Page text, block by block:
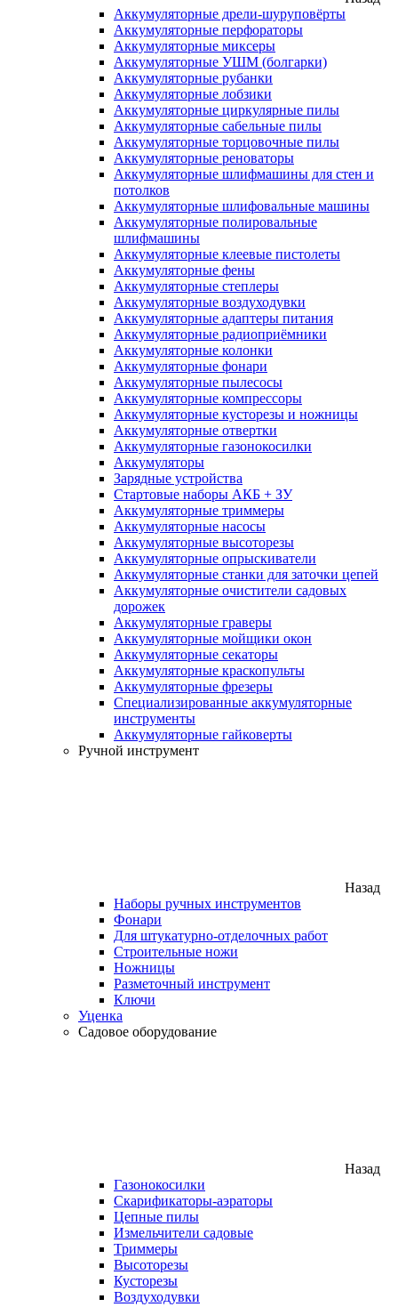
Аккумуляторные дрели-шуруповёрты
Аккумуляторные перфораторы
Аккумуляторные миксеры
Аккумуляторные УШМ (болгарки)
Аккумуляторные рубанки
Аккумуляторные лобзики
Аккумуляторные циркулярные пилы
Аккумуляторные сабельные пилы
Аккумуляторные торцовочные пилы
Аккумуляторные реноваторы
Аккумуляторные шлифмашины для стен и
потолков
Аккумуляторные шлифовальные машины
Аккумуляторные полировальные
шлифмашины
Аккумуляторные клеевые пистолеты
Аккумуляторные фены
Аккумуляторные степлеры
Аккумуляторные воздуходувки
Аккумуляторные адаптеры питания
Аккумуляторные радиоприёмники
Аккумуляторные колонки
Аккумуляторные фонари
Аккумуляторные пылесосы
Аккумуляторные компрессоры
Аккумуляторные кусторезы и ножницы
Аккумуляторные отвертки
Аккумуляторные газонокосилки
Аккумуляторы
Зарядные устройства
Стартовые наборы АКБ + ЗУ
Аккумуляторные триммеры
Аккумуляторные насосы
Аккумуляторные высоторезы
Аккумуляторные опрыскиватели
Аккумуляторные станки для заточки цепей
Аккумуляторные очистители садовых
дорожек
Аккумуляторные граверы
Аккумуляторные мойщики окон
Аккумуляторные секаторы
Аккумуляторные краскопульты
Аккумуляторные фрезеры
Специализированные аккумуляторные
инструменты
Аккумуляторные гайковерты
Ручной инструмент
Назад
Наборы ручных инструментов
Фонари
Для штукатурно-отделочных работ
Строительные ножи
Ножницы
Разметочный инструмент
Ключи
Уценка
Садовое оборудование
Назад
Газонокосилки
Скарификаторы-аэраторы
Цепные пилы
Измельчители садовые
Триммеры
Высоторезы
Кусторезы
Воздуходувки